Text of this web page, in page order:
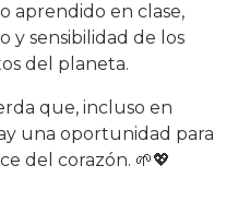
aprendido en clase,
y sensibilidad de los
del planeta.
que, incluso en
una oportunidad para
del corazón. 🌱💖